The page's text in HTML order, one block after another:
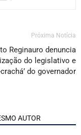
Próxima Notícia
Reginauro denuncia
do legislativo e
crachá’ do governador
AUTOR